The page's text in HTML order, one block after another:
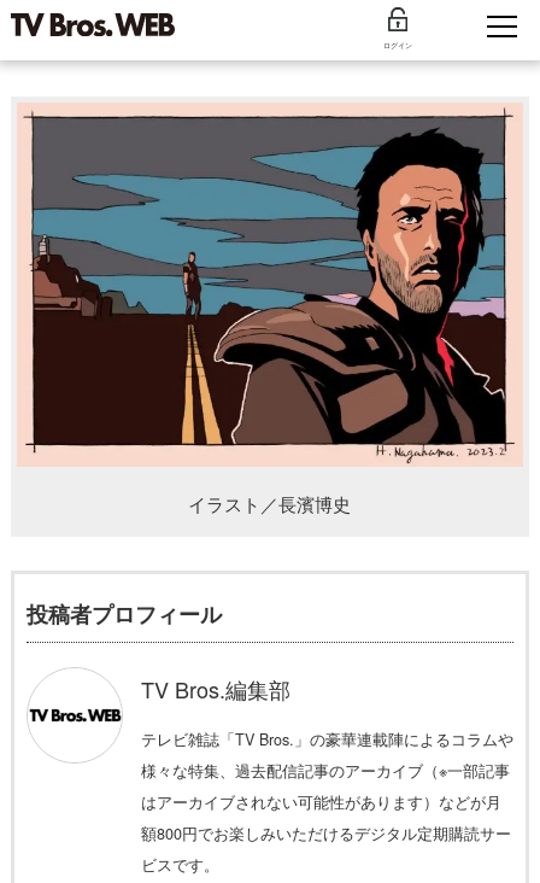
ログイン
イラスト／長濱博史
投稿者プロフィール
TV Bros.編集部
テレビ雑誌「TV Bros.」の豪華連載陣によるコラムや
様々な特集、過去配信記事のアーカイブ（※一部記事
はアーカイブされない可能性があります）などが月
額800円でお楽しみいただけるデジタル定期購読サー
ビスです。